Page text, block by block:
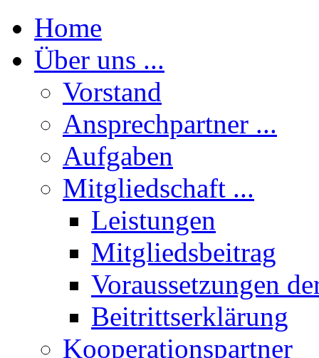
Home
Über uns ...
Vorstand
Ansprechpartner ...
Aufgaben
Mitgliedschaft ...
Leistungen
Mitgliedsbeitrag
Voraussetzungen
Beitrittserklärung
Kooperationspartner